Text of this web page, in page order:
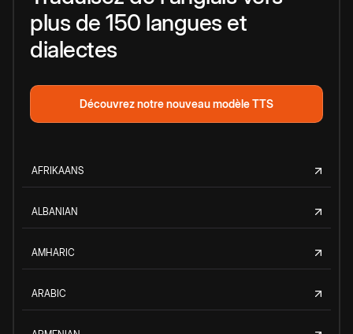
plus de 150 langues et
dialectes
Découvrez notre nouveau modèle TTS
AFRIKAANS
ALBANIAN
AMHARIC
ARABIC